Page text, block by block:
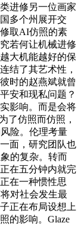
进修另一位画家
多个州展开交
取AI仿照的素
若何让机械进修
大机能越好的保
结了其艺术性，
时的赵燕斌就曾
安和现私问题？
影响。而是会将
了仿照而仿照，
险。伦理考量
面，研究团队也
的复杂。转而
在五分钟内就完
在一种惯性思
对社会发生最
正在布局设想上
的影响。Glaze